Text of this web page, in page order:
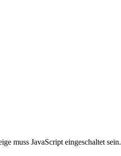
muss JavaScript eingeschaltet sein.